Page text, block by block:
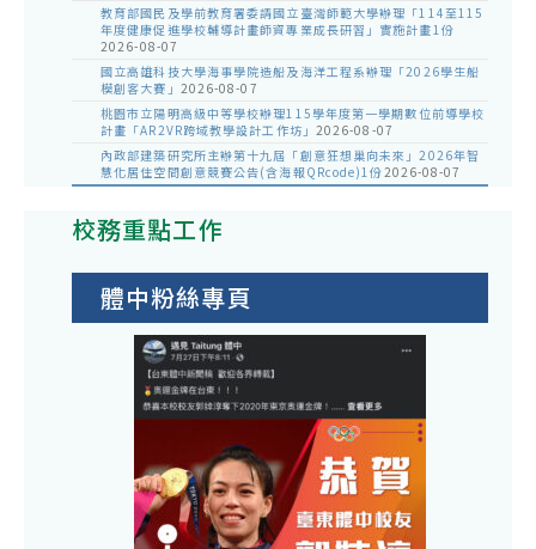
教育部國民及學前教育署委請國立臺灣師範大學辦理「114至115
年度健康促進學校輔導計畫師資專業成長研習」實施計畫1份
2026-08-07
國立高雄科技大學海事學院造船及海洋工程系辦理「2026學生船
模創客大賽」 2026-08-07
桃園市立陽明高級中等學校辦理115學年度第一學期數位前導學校
計畫「AR2VR跨域教學設計工作坊」 2026-08-07
內政部建築研究所主辦第十九屆「創意狂想巢向未來」2026年智
慧化居住空間創意競賽公告(含海報QRcode)1份2026-08-07
校務重點工作
體中粉絲專頁